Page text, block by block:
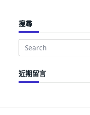
搜尋
Search
近期留言